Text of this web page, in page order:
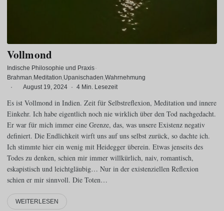
Vollmond
Indische Philosophie und Praxis·
Brahman Meditation Upanischaden Wahrnehmung
·
August 19, 2024 · 4 Min. Lesezeit
Es ist Vollmond in Indien. Zeit für Selbstreflexion, Meditation und innere
Einkehr. Ich habe eigentlich noch nie wirklich über den Tod nachgedacht.
Er war für mich immer eine Grenze, das, was unsere Existenz negativ
definiert. Die Endlichkeit wirft uns auf uns selbst zurück, so dachte ich.
Ich stimmte hier ein wenig mit Heidegger überein. Etwas jenseits des
Todes zu denken, schien mir immer willkürlich, naiv, romantisch,
eskapistisch und leichtgläubig… Nur in der existenziellen Reflexion
schien er mir sinnvoll. Die Toten…
WEITERLESEN